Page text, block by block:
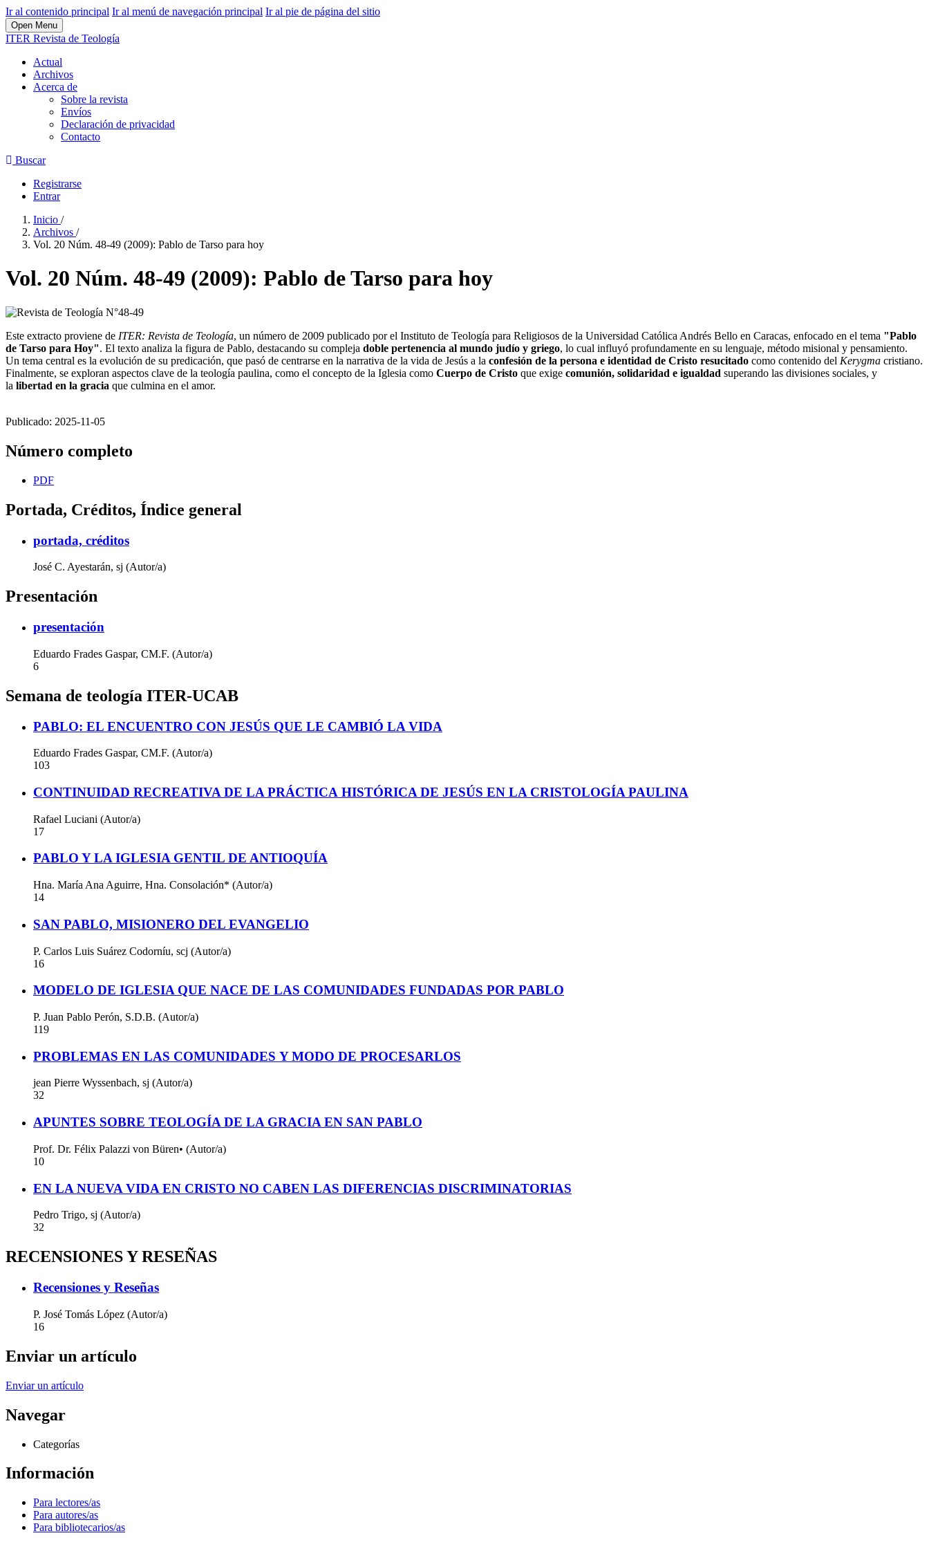
Ir al contenido principal Ir al menú de navegación principal Ir al pie de página del sitio
Open Menu
ITER Revista de Teología
Actual
Archivos
Acerca de
Sobre la revista
Envíos
Declaración de privacidad
Contacto
Buscar
Registrarse
Entrar
Inicio /
Archivos /
Vol. 20 Núm. 48-49 (2009): Pablo de Tarso para hoy
Vol. 20 Núm. 48-49 (2009): Pablo de Tarso para hoy
Este extracto proviene de ITER: Revista de Teología, un número de 2009 publicado por el Instituto de Teología para Religiosos de la Universidad Católica Andrés Bello en Caracas, enfocado en el tema "Pablo
de Tarso para Hoy". El texto analiza la figura de Pablo, destacando su compleja doble pertenencia al mundo judío y griego, lo cual influyó profundamente en su lenguaje, método misional y pensamiento.
Un tema central es la evolución de su predicación, que pasó de centrarse en la narrativa de la vida de Jesús a la confesión de la persona e identidad de Cristo resucitado como contenido del Kerygma cristiano.
Finalmente, se exploran aspectos clave de la teología paulina, como el concepto de la Iglesia como Cuerpo de Cristo que exige comunión, solidaridad e igualdad superando las divisiones sociales, y
la libertad en la gracia que culmina en el amor.
Publicado: 2025-11-05
Número completo
PDF
Portada, Créditos, Índice general
portada, créditos
José C. Ayestarán, sj (Autor/a)
Presentación
presentación
Eduardo Frades Gaspar, CM.F. (Autor/a)
6
Semana de teología ITER-UCAB
PABLO: EL ENCUENTRO CON JESÚS QUE LE CAMBIÓ LA VIDA
Eduardo Frades Gaspar, CM.F. (Autor/a)
103
CONTINUIDAD RECREATIVA DE LA PRÁCTICA HISTÓRICA DE JESÚS EN LA CRISTOLOGÍA PAULINA
Rafael Luciani (Autor/a)
17
PABLO Y LA IGLESIA GENTIL DE ANTIOQUÍA
Hna. María Ana Aguirre, Hna. Consolación* (Autor/a)
14
SAN PABLO, MISIONERO DEL EVANGELIO
P. Carlos Luis Suárez Codorníu, scj (Autor/a)
16
MODELO DE IGLESIA QUE NACE DE LAS COMUNIDADES FUNDADAS POR PABLO
P. Juan Pablo Perón, S.D.B. (Autor/a)
119
PROBLEMAS EN LAS COMUNIDADES Y MODO DE PROCESARLOS
jean Pierre Wyssenbach, sj (Autor/a)
32
APUNTES SOBRE TEOLOGÍA DE LA GRACIA EN SAN PABLO
Prof. Dr. Félix Palazzi von Büren• (Autor/a)
10
EN LA NUEVA VIDA EN CRISTO NO CABEN LAS DIFERENCIAS DISCRIMINATORIAS
Pedro Trigo, sj (Autor/a)
32
RECENSIONES Y RESEÑAS
Recensiones y Reseñas
P. José Tomás López (Autor/a)
16
Enviar un artículo
Enviar un artículo
Navegar
Categorías
Información
Para lectores/as
Para autores/as
Para bibliotecarios/as